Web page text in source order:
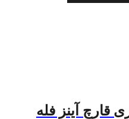
قارچ آینز فله